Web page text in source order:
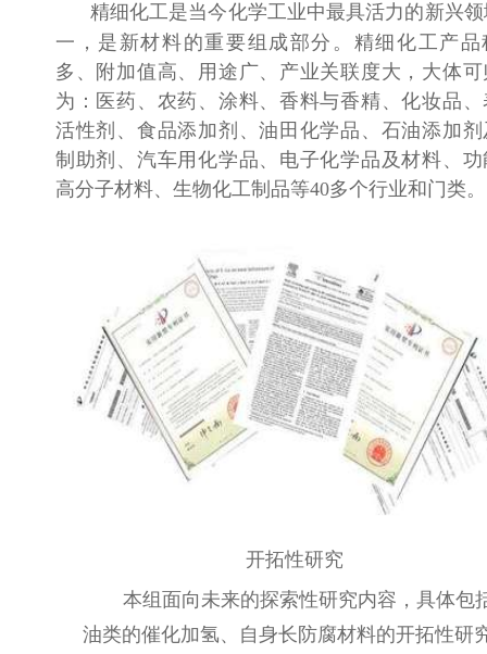
开拓性研究
本组面向未来的探索性研究内容，具体包
油类的催化加氢、自身长防腐材料的开拓性研
精细化工是当今化学工业中最具活力的新兴
一，是新材料的重要组成部分。精细化工产品
多、附加值高、用途广、产业关联度大，大体可
为：医药、农药、涂料、香料与香精、化妆品、
活性剂、食品添加剂、油田化学品、石油添加剂
制助剂、汽车用化学品、电子化学品及材料、功
高分子材料、生物化工制品等40多个行业和门类。